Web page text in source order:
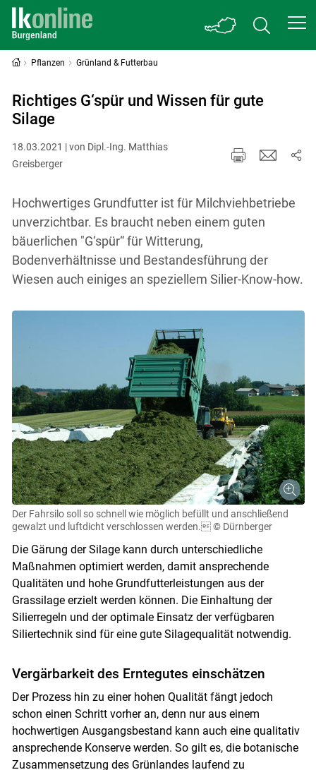
Pflanzen Grünland & Futterbau
Richtiges G‘spür und Wissen für gute
Silage
18.03.2021 | von Dipl.-Ing. Matthias
Greisberger
Hochwertiges Grundfutter ist für Milchviehbetriebe
unverzichtbar. Es braucht neben einem guten
bäuerlichen "G‘spür“ für Witterung,
Bodenverhältnisse und Bestandesführung der
Wiesen auch einiges an speziellem Silier-Know-how.
Der Fahrsilo soll so schnell wie möglich befüllt und anschließend
gewalzt und luftdicht verschlossen werden. © Dürnberger
Die Gärung der Silage kann durch unterschiedliche
Maßnahmen optimiert werden, damit ansprechende
Qualitäten und hohe Grundfutterleistungen aus der
Grassilage erzielt werden können. Die Einhaltung der
Silierregeln und der optimale Einsatz der verfügbaren
Siliertechnik sind für eine gute Silagequalität notwendig.
Vergärbarkeit des Erntegutes einschätzen
Der Prozess hin zu einer hohen Qualität fängt jedoch
schon einen Schritt vorher an, denn nur aus einem
hochwertigen Ausgangsbestand kann auch eine qualitativ
ansprechende Konserve werden. So gilt es, die botanische
Zusammensetzung des Grünlandes laufend zu